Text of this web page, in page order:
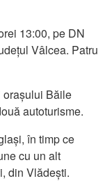
13:00, pe DN
Vâlcea. Patru
orașului Băile
autoturisme.
în timp ce
cu un alt
din Vlădești.